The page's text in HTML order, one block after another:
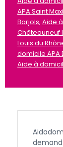
APA Saint
Barjols, Aide
Châteauneuf
Louis du
domicile APA
Aide à